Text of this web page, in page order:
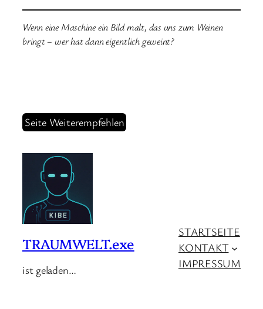
Wenn eine Maschine ein Bild malt, das uns zum Weinen
bringt – wer hat dann eigentlich geweint?
Seite Weiterempfehlen
TRAUMWELT.exe
ist geladen…
STARTSEITE
KONTAKT
IMPRESSUM